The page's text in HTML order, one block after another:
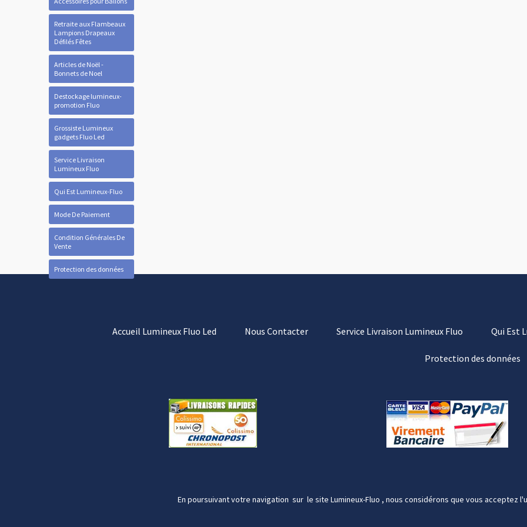
Retraite aux Flambeaux
Lampions Drapeaux
Défilés Fêtes
Articles de Noël -
Bonnets de Noel
Destockage lumineux-
promotion Fluo
Grossiste Lumineux
gadgets Fluo Led
Service Livraison
Lumineux Fluo
Qui Est Lumineux-Fluo
Mode De Paiement
Condition Générales De
Vente
Protection des données
Accueil Lumineux Fluo Led Nous Contacter Service Livraison Lumineux Fluo Qui Est
Protection des données
En poursuivant votre navigation sur le site Lumineux-Fluo , nous considérons que vous acceptez